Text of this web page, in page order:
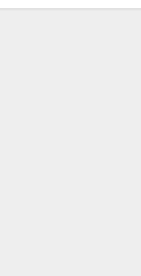
Régionale